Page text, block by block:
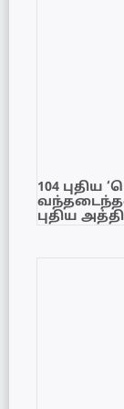
104
புதிய